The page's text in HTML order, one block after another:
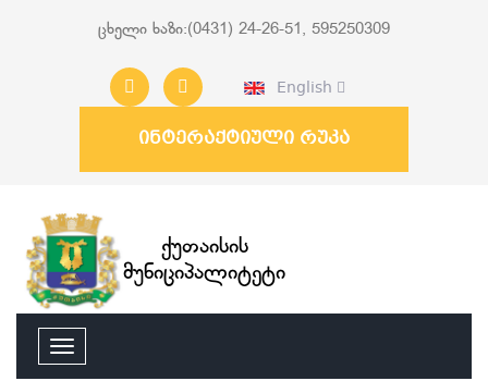
ცხელი ხაზი:(0431) 24-26-51, 595250309
English
ინტერაქტიული რუკა
ქუთაისის
მუნიციპალიტეტი